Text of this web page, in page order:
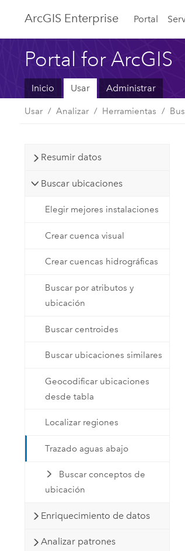
ArcGIS Enterprise Portal
Portal for ArcGIS
Inicio Usar Administrar
Usar Analizar Herramientas
Resumir datos
Buscar ubicaciones
Elegir mejores instalaciones
Crear cuenca visual
Crear cuencas hidrográficas
Buscar por atributos y
ubicación
Buscar centroides
Buscar ubicaciones similares
Geocodificar ubicaciones
desde tabla
Localizar regiones
Trazado aguas abajo
Buscar conceptos de
ubicación
Enriquecimiento de datos
Analizar patrones